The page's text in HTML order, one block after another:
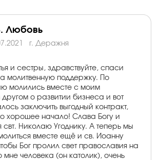
Любовь
г. Деражня
и сестры, здравствуйте, спаси
молитвенную поддержку. По
молились вместе с моим
о развитии бизнеса и вот
заключить выгодный контракт,
хорошее начало! Слава Богу и
свт. Николаю Угоднику. А теперь мы
вместе ещё и св. Иоанну
Бог пролил свет православия на
мне человека (он католик), очень